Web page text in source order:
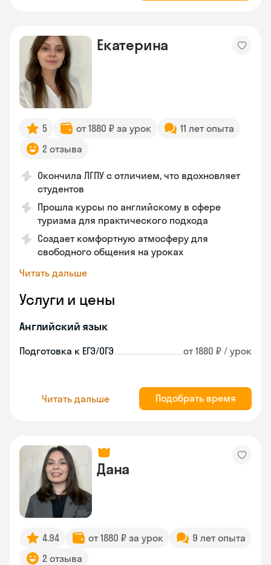
Екатерина
5 от 1880 ₽ за урок
11 лет опыта
2 отзыва
Окончила ЛГПУ с отличием, что вдохновляет
студентов
Прошла курсы по английскому в сфере
туризма для практического подхода
Создает комфортную атмосферу для
свободного общения на уроках
Читать дальше
Услуги и цены
Английский язык
Подготовка к ЕГЭ/ОГЭ от 1880 ₽ / урок
Читать дальше Подобрать время
Дана
4.94 от 1880 ₽ за урок
9 лет опыта
2 отзыва